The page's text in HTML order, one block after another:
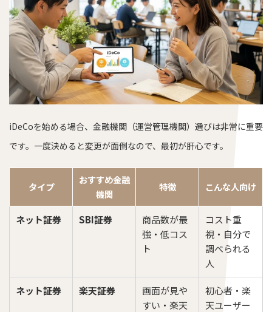
iDeCoを始める場合、金融機関（運営管理機関）選びは非常に重要
です。一度決めると変更が面倒なので、最初が肝心です。
タイプ
おすすめ金融
機関
特徴 こんな人向け
ネット証券 SBI証券
商品数が最
強・低コス
ト
コスト重
視・自分で
調べられる
人
ネット証券 楽天証券
画面が見や
すい・楽天
初心者・楽
天ユーザー